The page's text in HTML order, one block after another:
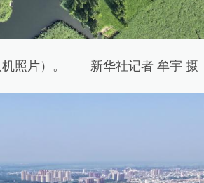
照片）。 新华社记者 牟宇 摄